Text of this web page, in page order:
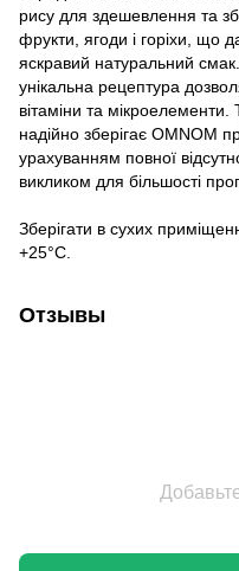
рису для здешевлення та
фрукти, ягоди і горіхи, що
яскравий натуральний
унікальна рецептура
вітаміни та
надійно зберігає OMNOM
урахуванням повної
викликом для більшості
Зберігати в сухих
+25°С.
Отзывы